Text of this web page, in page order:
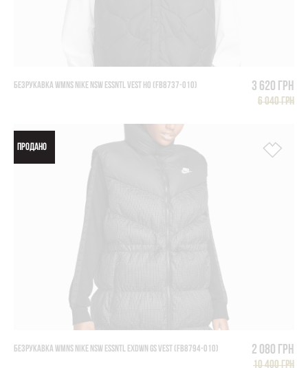
БЕЗРУКАВКА WMNS NIKE NSW ESSNTL VEST HO (FB8737-010) 3 620 грн
6 040 грн
ПРОДАНО
БЕЗРУКАВКА WMNS NIKE NSW ESSNTL EXDWN GS VEST (FB8794-010) 2 080 грн
10 400 грн